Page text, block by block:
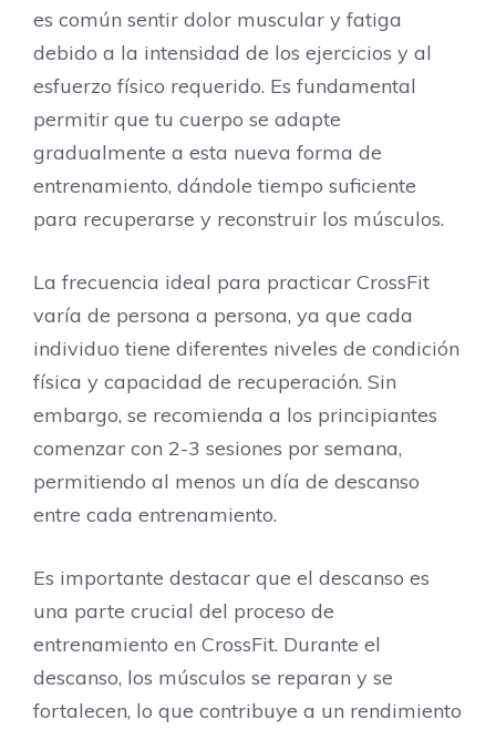
es común sentir dolor muscular y fatiga
debido a la intensidad de los ejercicios y al
esfuerzo físico requerido. Es fundamental
permitir que tu cuerpo se adapte
gradualmente a esta nueva forma de
entrenamiento, dándole tiempo suficiente
para recuperarse y reconstruir los músculos.
La frecuencia ideal para practicar CrossFit
varía de persona a persona, ya que cada
individuo tiene diferentes niveles de condición
física y capacidad de recuperación. Sin
embargo, se recomienda a los principiantes
comenzar con 2-3 sesiones por semana,
permitiendo al menos un día de descanso
entre cada entrenamiento.
Es importante destacar que el descanso es
una parte crucial del proceso de
entrenamiento en CrossFit. Durante el
descanso, los músculos se reparan y se
fortalecen, lo que contribuye a un rendimiento